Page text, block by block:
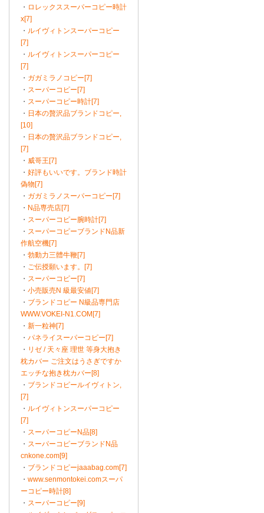
・ ロレックススーパーコピー時計
x[7]
・ ルイヴィトンスーパーコピー
[7]
・ ルイヴィトンスーパーコピー
[7]
・ ガガミラノコピー[7]
・ スーパーコピー[7]
・ スーパーコピー時計[7]
・ 日本の贅沢品ブランドコピー,
[10]
・ 日本の贅沢品ブランドコピー,
[7]
・ 威哥王[7]
・ 好評もいいです。ブランド時計
偽物[7]
・ ガガミラノスーパーコピー[7]
・ N品専売店[7]
・ スーパーコピー腕時計[7]
・ スーパーコピーブランドN品新
作航空機[7]
・ 勃動力三體牛鞭[7]
・ ご伝授願います。[7]
・ スーパーコピー[7]
・ 小売販売N 級最安値[7]
・ ブランドコピー N級品専門店
WWW.VOKEI-N1.COM[7]
・ 新一粒神[7]
・ パネライスーパーコピー[7]
・ リゼ / 天々座 理世 等身大抱き
枕カバー ご注文はうさぎですか
エッチな抱き枕カバー[8]
・ ブランドコピールイヴィトン,
[7]
・ ルイヴィトンスーパーコピー
[7]
・ スーパーコピーN品[8]
・ スーパーコピーブランドN品
cnkone.com[9]
・ ブランドコピーjaaabag.com[7]
・ www.senmontokei.comスーパ
ーコピー時計[8]
・ スーパーコピー[9]